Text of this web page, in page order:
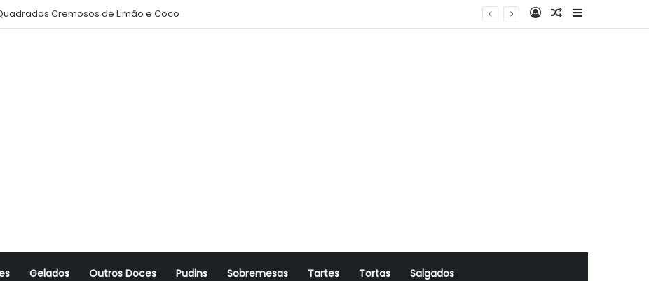
Cremosos de Limão e Coco Log InArtigo Aleatório
Sidebar
Gelados Outros Doces Pudins Sobremesas Tartes Tortas Salgados